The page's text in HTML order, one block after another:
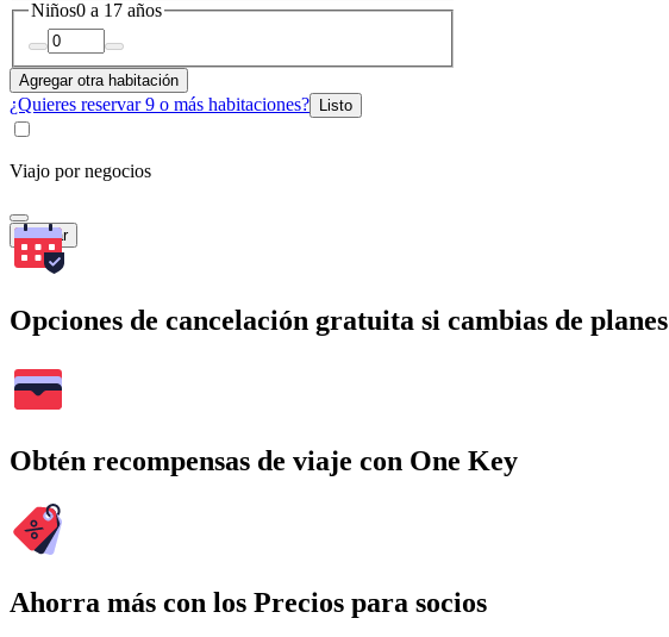
Niños0 a 17 años
Agregar otra habitación
¿Quieres reservar 9 o más habitaciones? Listo
Viajo por negocios
Buscar
Opciones de cancelación gratuita si cambias de planes
Obtén recompensas de viaje con One Key
Ahorra más con los Precios para socios